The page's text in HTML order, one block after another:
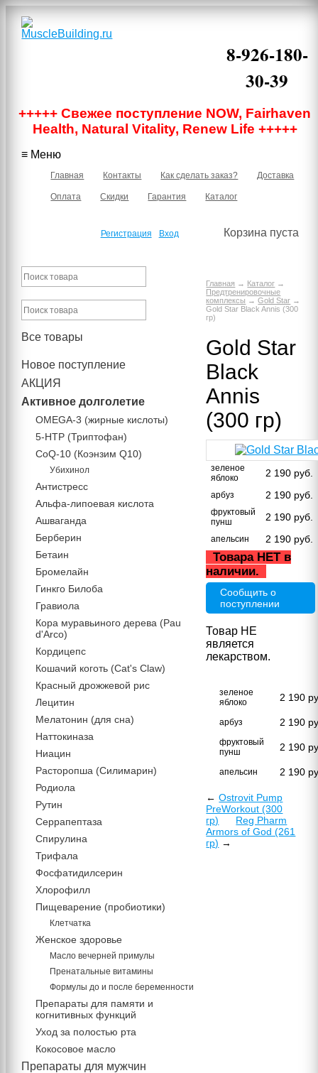
8-926-180-
30-39
Бауманская,
Нижняя
Красносельская
этаж, офис 219В
+++++ Свежее поступление NOW, Fairhaven
Health, Natural Vitality, Renew Life +++++
≡ Меню
Главная Контакты Как сделать заказ? Доставка
Оплата Скидки Гарантия Каталог
Корзина пуста
Регистрация Вход
Главная → Каталог →
Предтренировочные
комплексы →Gold Star →
Gold Star Black Annis (300
гр)
Gold Star
Black
Annis
(300 гр)
зеленое
яблоко
2 190 руб.
арбуз 2 190 руб.
фруктовый
пунш
2 190 руб.
апельсин 2 190 руб.
Товара НЕТ в
наличии.
Сообщить о
поступлении
Товар НЕ
является
лекарством.
зеленое
яблоко
2 190
арбуз 2 190
фруктовый
пунш
2 190
апельсин 2 190
←Ostrovit Pump
PreWorkout (300
гр)
Reg Pharm
Armors of God (261
гр) →
Все товары
Новое поступление
АКЦИЯ
Активное долголетие
OMEGA-3 (жирные кислоты)
5-HTP (Триптофан)
CoQ-10 (Коэнзим Q10)
Убихинол
Антистресс
Альфа-липоевая кислота
Ашваганда
Берберин
Бетаин
Бромелайн
Гинкго Билоба
Гравиола
Кора муравьиного дерева (Pau
d'Arco)
Кордицепс
Кошачий коготь (Cat's Claw)
Красный дрожжевой рис
Лецитин
Мелатонин (для сна)
Наттокиназа
Ниацин
Расторопша (Силимарин)
Родиола
Рутин
Серрапептаза
Спирулина
Трифала
Фосфатидилсерин
Хлорофилл
Пищеварение (пробиотики)
Клетчатка
Женское здоровье
Масло вечерней примулы
Пренатальные витамины
Формулы до и после беременности
Препараты для памяти и
когнитивных функций
Уход за полостью рта
Кокосовое масло
Препараты для мужчин